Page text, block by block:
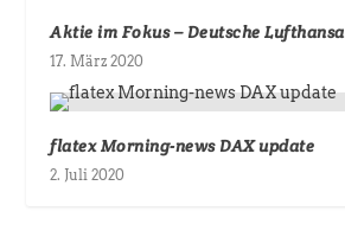
Aktie im Fokus – Deutsche Lufthansa
17. März 2020
flatex Morning-news DAX update
2. Juli 2020